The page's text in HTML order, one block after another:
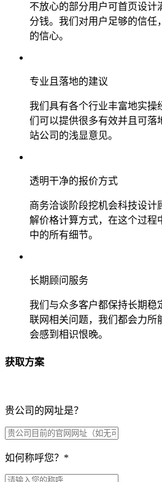
不放心的部分用户可首页设计
分钱。我们对用户足够的信任
的信心。
专业且落地的建议
我们具有各个行业丰富地实操
们可以提供很多有效并且可落
站公司的浅显意见。
透明干净的报价方式
商务洽谈阶段挖机会科技设计
解价格计算方式，在这个过程
中的所有细节。
长期顾问服务
我们与众多客户都保持长期稳
联网相关问题，我们都会力所
会感到相识恨晚。
获取方案
贵公司的网址是？
如何称呼您？ *